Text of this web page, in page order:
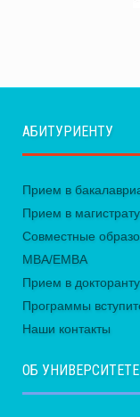
АБИТУРИЕНТУ
Прием в
Прием в
Совместные
MBA/EMBA
Прием в
Программы
Наши контакты
ОБ УНИВЕРСИТЕТЕ